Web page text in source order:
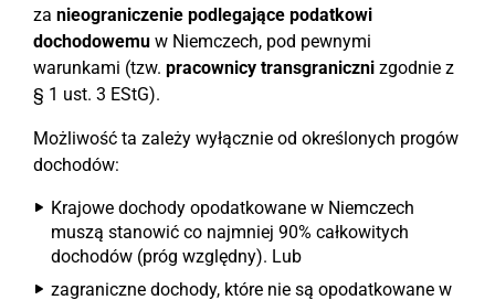
za nieograniczenie podlegające podatkowi
dochodowemu w Niemczech, pod pewnymi
warunkami (tzw. pracownicy transgraniczni zgodnie z
§ 1 ust. 3 EStG).
Możliwość ta zależy wyłącznie od określonych progów
dochodów:
Krajowe dochody opodatkowane w Niemczech
muszą stanowić co najmniej 90% całkowitych
dochodów (próg względny). Lub
zagraniczne dochody, które nie są opodatkowane w